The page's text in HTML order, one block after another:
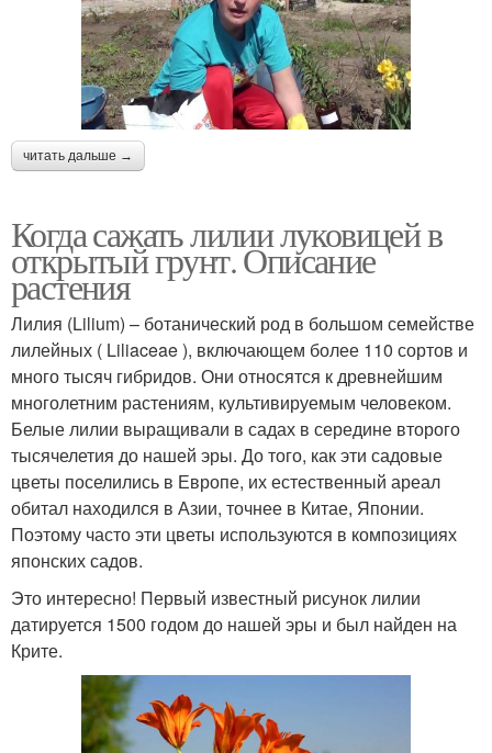
читать дальше →
Когда сажать лилии луковицей в
открытый грунт. Описание
растения
Лилия (Lilium) – ботанический род в большом семействе
лилейных ( Liliaceae ), включающем более 110 сортов и
много тысяч гибридов. Они относятся к древнейшим
многолетним растениям, культивируемым человеком.
Белые лилии выращивали в садах в середине второго
тысячелетия до нашей эры. До того, как эти садовые
цветы поселились в Европе, их естественный ареал
обитал находился в Азии, точнее в Китае, Японии.
Поэтому часто эти цветы используются в композициях
японских садов.
Это интересно! Первый известный рисунок лилии
датируется 1500 годом до нашей эры и был найден на
Крите.